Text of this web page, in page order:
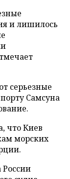
и лишилось
серьезные
Самсуна
что Киев
морских
России